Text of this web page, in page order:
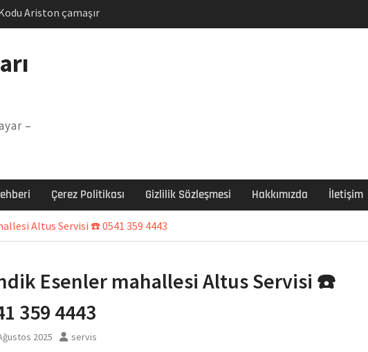
Ariston çamaşır
F5 Hatası Çözüm
E3 Arızası Çözümü
–
Çerez Politikası Gizlilik Sözleşmesi Hakkımızda İletişim
Altus Servisi ☎️ 0541 359 4443
Esenler mahallesi Altus Servisi ☎️
359 4443
2025 servis